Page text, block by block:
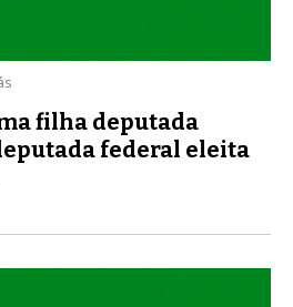
filha deputada
federal eleita